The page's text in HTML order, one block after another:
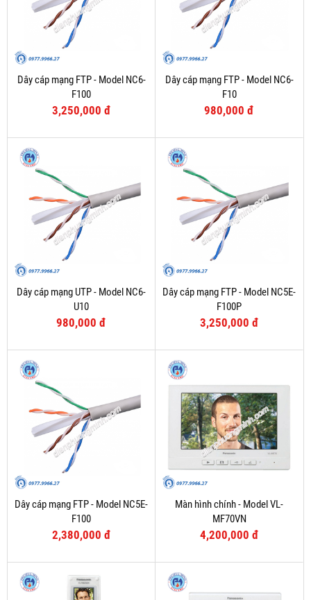
Dây cáp mạng FTP - Model NC6-
F100
3,250,000 đ
Dây cáp mạng FTP - Model NC6-
F10
980,000 đ
Dây cáp mạng UTP - Model NC6-
U10
980,000 đ
Dây cáp mạng FTP - Model NC5E-
F100P
3,250,000 đ
Dây cáp mạng FTP - Model NC5E-
F100
2,380,000 đ
Màn hình chính - Model VL-
MF70VN
4,200,000 đ